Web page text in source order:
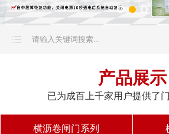
产品展示
已为成百上千家用户提供了
横沥卷闸门系列